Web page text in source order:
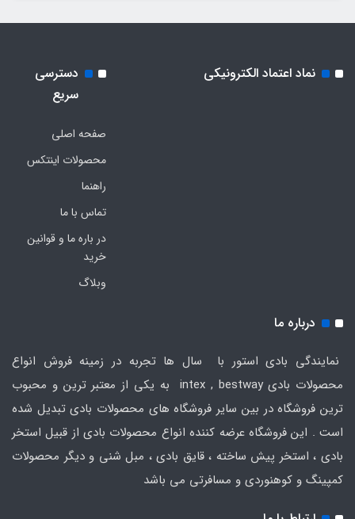
نماد اعتماد الکترونیکی
دسترسی
سریع
صفحه اصلی
محصولات اینتکس
راهنما
تماس با ما
در باره ما و قوانین
خرید
وبلاگ
درباره ما
نمایندگی بادی استور با سال ها تجربه در زمینه فروش انواع
محصولات بادی intex , bestway به یکی از معتبر ترین و محبوب
ترین فروشگاه در بین سایر فروشگاه های محصولات بادی تبدیل شده
است . این فروشگاه عرضه کننده انواع محصولات بادی از قبیل استخر
بادی ، استخر پیش ساخته ، قایق بادی ، مبل شنی و دیگر محصولات
کمپینگ و کوهنوردی و مسافرتی می باشد